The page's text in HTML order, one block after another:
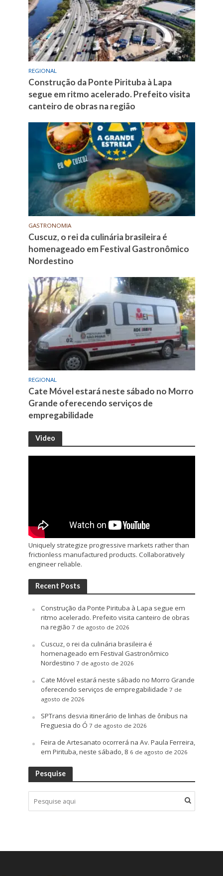
REGIONAL
Construção da Ponte Pirituba à Lapa
segue em ritmo acelerado. Prefeito visita
canteiro de obras na região
GASTRONOMIA
Cuscuz, o rei da culinária brasileira é
homenageado em Festival Gastronômico
Nordestino
REGIONAL
Cate Móvel estará neste sábado no Morro
Grande oferecendo serviços de
empregabilidade
Video
Uniquely strategize progressive markets rather than
frictionless manufactured products. Collaboratively
engineer reliable.
Recent Posts
Construção da Ponte Pirituba à Lapa segue em
ritmo acelerado. Prefeito visita canteiro de obras
na região 7 de agosto de 2026
Cuscuz, o rei da culinária brasileira é
homenageado em Festival Gastronômico
Nordestino 7 de agosto de 2026
Cate Móvel estará neste sábado no Morro Grande
oferecendo serviços de empregabilidade 7 de
agosto de 2026
SPTrans desvia itinerário de linhas de ônibus na
Freguesia do Ó 7 de agosto de 2026
Feira de Artesanato ocorrerá na Av. Paula Ferreira,
em Pirituba, neste sábado, 8 6 de agosto de 2026
Pesquise